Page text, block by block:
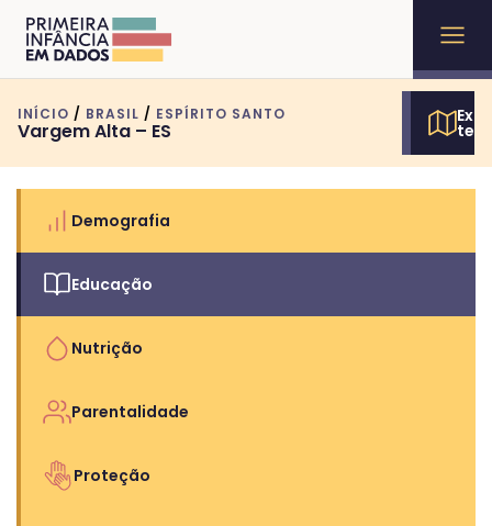
INÍCIO / BRASIL / ESPÍRITO SANTO
Vargem Alta – ES
Demografia
Educação
Nutrição
Parentalidade
Proteção